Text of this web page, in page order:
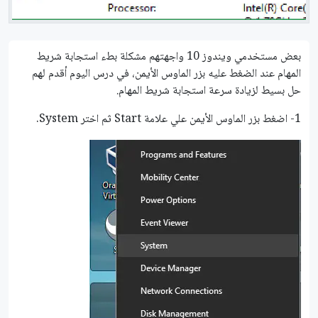
بعض مستخدمي ويندوز 10 واجهتهم مشكلة بطء استجابة شريط
المهام عند الضغط عليه بزر الماوس الأيمن، في درس اليوم أقدم لهم
حل بسيط لزيادة سرعة استجابة شريط المهام.
1- اضغط بزر الماوس الأيمن علي علامة Start ثم اختر System.